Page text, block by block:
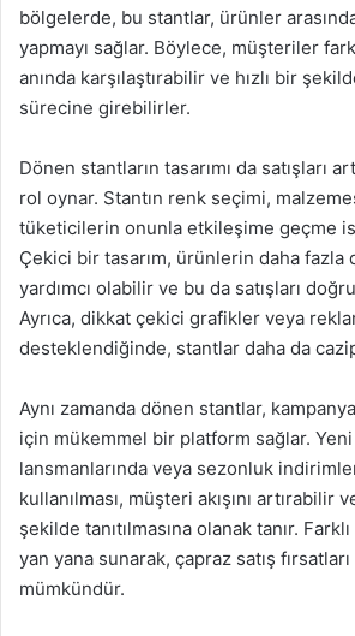
bölgelerde, bu stantlar, ürünler
yapmayı sağlar. Böylece, müşteriler
anında karşılaştırabilir ve hızlı bir
sürecine girebilirler.
Dönen stantların tasarımı da satışları
rol oynar. Stantın renk seçimi,
tüketicilerin onunla etkileşime geçme
Çekici bir tasarım, ürünlerin daha fazla
yardımcı olabilir ve bu da satışları
Ayrıca, dikkat çekici grafikler veya
desteklendiğinde, stantlar daha da
Aynı zamanda dönen stantlar,
için mükemmel bir platform sağlar.
lansmanlarında veya sezonluk
kullanılması, müşteri akışını artırabilir
şekilde tanıtılmasına olanak tanır.
yan yana sunarak, çapraz satış
mümkündür.